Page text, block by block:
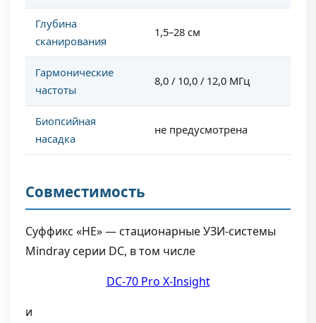
Глубина
сканирования
1,5–28 см
Гармонические
частоты
8,0 / 10,0 / 12,0 МГц
Биопсийная
насадка
не предусмотрена
Совместимость
Суффикс «HE» — стационарные УЗИ-системы
Mindray серии DC, в том числе
DC-70 Pro X-Insight
и